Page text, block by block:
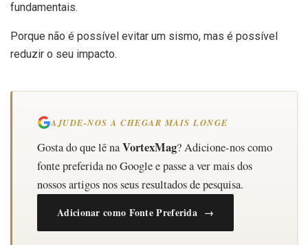
fundamentais.
Porque não é possível evitar um sismo, mas é possível
reduzir o seu impacto.
AJUDE-NOS A CHEGAR MAIS LONGE
Gosta do que lê naVortexMag? Adicione-nos como
fonte preferida no Google e passe a ver mais dos
nossos artigos nos seus resultados de pesquisa.
Adicionar como Fonte Preferida →